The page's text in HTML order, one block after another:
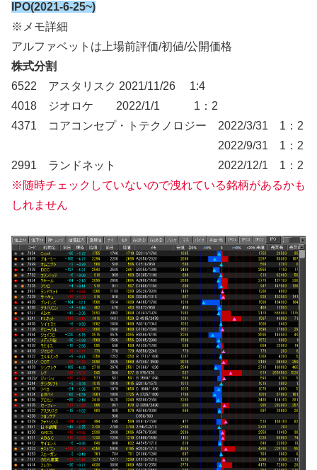
IPO(2021-6-25~)
※メモ詳細
アルファベットは上場前評価/初値/公開価格
株式分割
6522 アスタリスク 2021/11/26 1:4
4018 ジオロケ 2022/1/1 1：2
4371 コアコンセプ・トテクノロジー 2022/3/31 1：2
2022/9/31 1：2
2991 ランドネット 2022/12/1 1：2
※随時チェックしていないので洩れている銘柄があるかも
しれません